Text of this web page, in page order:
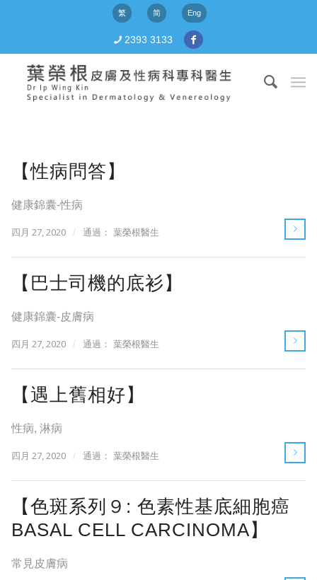
繁 简 Eng
2393 3133
【性病問答】
健康錦囊-性病
四月 27, 2020 / 通過： 葉榮根醫生
【巴士司機的底衫】
健康錦囊-皮膚病
四月 27, 2020 / 通過： 葉榮根醫生
【遇上舊相好】
性病, 淋病
四月 27, 2020 / 通過： 葉榮根醫生
【色斑系列９: 色素性基底細胞癌
BASAL CELL CARCINOMA】
常見皮膚病